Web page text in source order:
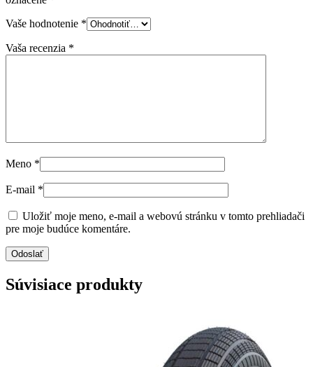
Vaše hodnotenie *
Vaša recenzia *
Meno *
E-mail *
Uložiť moje meno, e-mail a webovú stránku v tomto prehliadači
pre moje budúce komentáre.
Súvisiace produkty